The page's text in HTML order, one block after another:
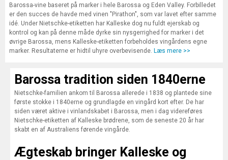
Barossa-vine baseret på marker i hele Barossa og Eden Valley. Forbilledet
er den succes de havde med vinen "Pirathon", som var lavet efter samme
idé. Under Nietschke-etiketten har Kalleske dog nu fuldt ejerskab og
kontrol og kan på denne måde dyrke sin nysgerrighed for marker i det
øvrige Barossa, mens Kalleske-etiketten forbeholdes vingårdens egne
marker. Resultaterne er hidtil uhyre overbevisende. Læs mere >>
Barossa tradition siden 1840erne
Nietschke-familien ankom til Barossa allerede i 1838 og plantede sine
første stokke i 1840erne og grundlagde en vingård kort efter. De har
siden været aktive i vinlandskabet i Barossa, men i dag videreføres
Nietschke-etiketten af Kalleske brødrene, som de seneste 20 år har
skabt en af Australiens førende vingårde.
Ægteskab bringer Kalleske og